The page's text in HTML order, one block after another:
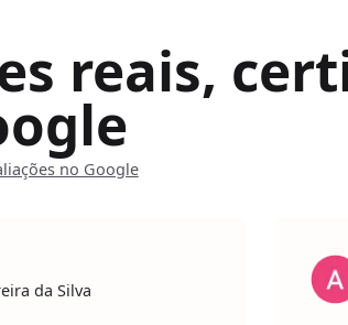
reais,
no Google
da Silva